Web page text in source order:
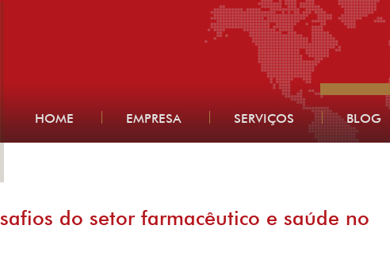
HOME EMPRESA SERVIÇOS BLOG
do setor farmacêutico e saúde no